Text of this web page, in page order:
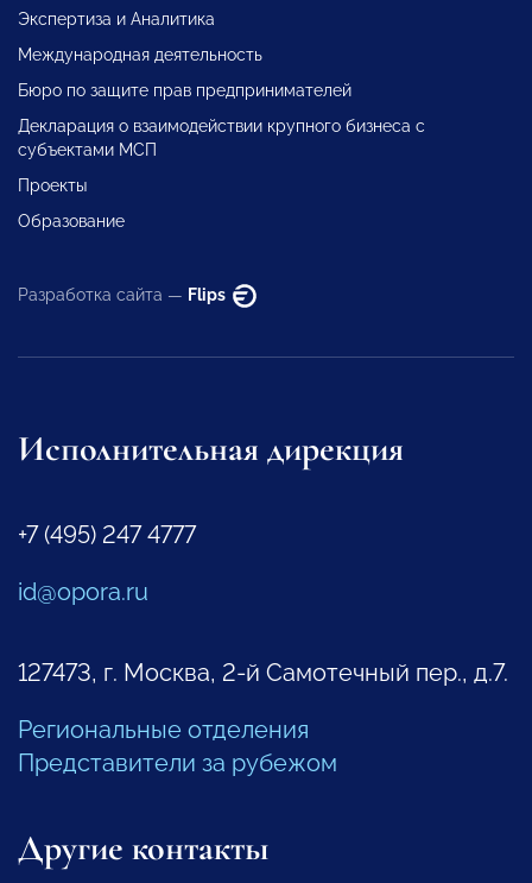
Экспертиза и Аналитика
Международная деятельность
Бюро по защите прав предпринимателей
Декларация о взаимодействии крупного бизнеса с
субъектами МСП
Проекты
Образование
Разработка сайта — Flips
Исполнительная дирекция
+7 (495) 247 4777
id@opora.ru
127473, г. Москва, 2-й Самотечный пер., д.7.
Региональные отделения
Представители за рубежом
Другие контакты